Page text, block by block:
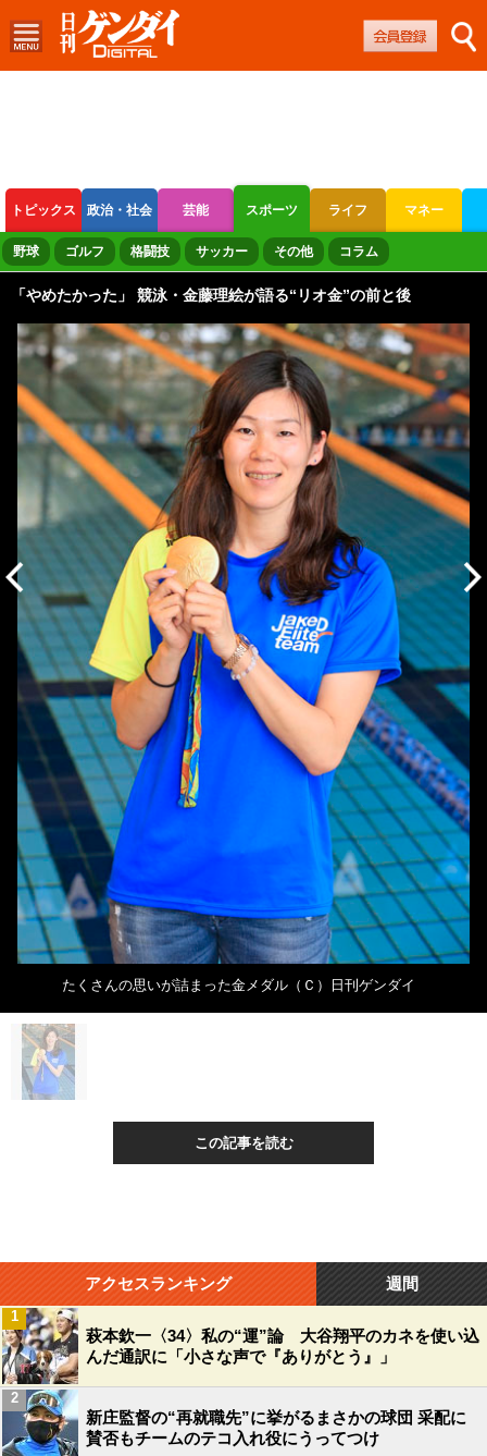
トピックス 政治・社会 芸能 スポーツ ライフ マネー
ボートレース 競輪 オートレース
野球 ゴルフ 格闘技 サッカー その他 コラム
「やめたかった」 競泳・金藤理絵が語る“リオ金”の前と後
たくさんの思いが詰まった金メダル（Ｃ）日刊ゲンダイ
この記事を読む
アクセスランキング 週間
萩本欽一〈34〉私の“運”論 大谷翔平のカネを使い込
んだ通訳に「小さな声で『ありがとう』」
1
新庄監督の“再就職先”に挙がるまさかの球団 采配に
賛否もチームのテコ入れ役にうってつけ
2